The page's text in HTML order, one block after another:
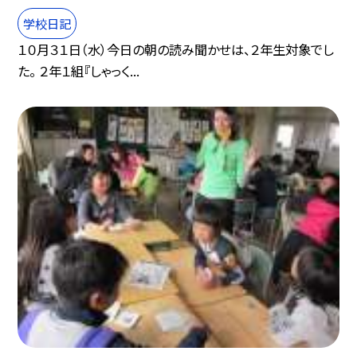
学校日記
１０月３１日（水）今日の朝の読み聞かせは、２年生対象でし
た。 ２年１組『しゃっく...